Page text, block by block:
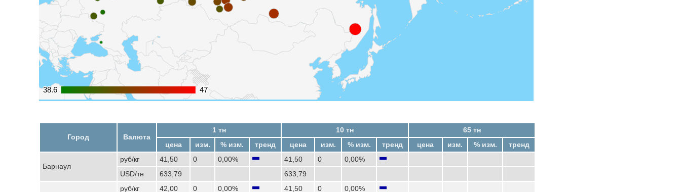
38.6
38.6 47
47
Город Валюта
1 тн 10 тн
65 тн
цена
изм. % изм. тренд цена изм. % изм. тренд цена изм. % изм. тренд
Барнаул
руб/кг 41,50 0 0,00% 41,50 0
0,00%
USD/тн
633,79 633,79
руб/кг 42,00 0 0,00% 41,50 0 0,00%